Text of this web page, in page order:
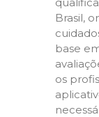
Brasil,
base
os